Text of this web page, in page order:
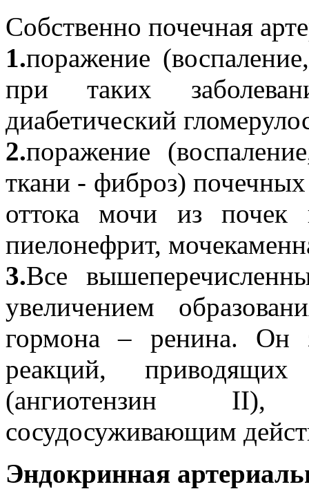
Собственно почечная
1.поражение
при таких
диабетический
2.поражение
ткани - фиброз)
оттока мочи из почек
пиелонефрит,
3.Все
увеличением
гормона – ренина. Он
реакций,
(ангиотензин
сосудосуживающим
Эндокринная